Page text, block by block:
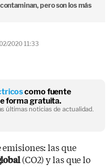
pero son los más
2020 11:33
como fuente
forma gratuita.
últimas noticias de actualidad.
emisiones: las que
(CO2) y las que lo